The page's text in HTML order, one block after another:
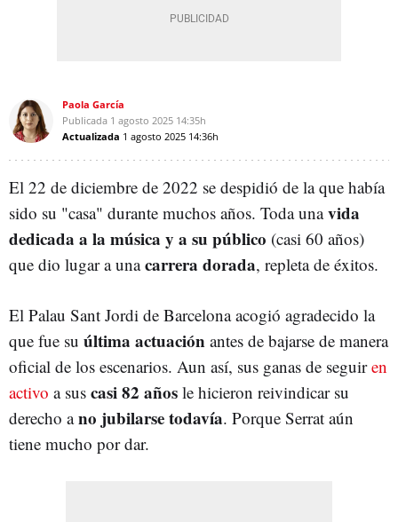
Paola García
Publicada 1 agosto 2025 14:35h
Actualizada 1 agosto 2025 14:36h
El 22 de diciembre de 2022 se despidió de la que había
sido su "casa" durante muchos años. Toda unavida
dedicada a la música y a su público (casi 60 años)
que dio lugar a unacarrera dorada, repleta de éxitos.
El Palau Sant Jordi de Barcelona acogió agradecido la
que fue su última actuación antes de bajarse de manera
oficial de los escenarios. Aun así, sus ganas de seguiren
activo a sus casi 82 años le hicieron reivindicar su
derecho ano jubilarse todavía. Porque Serrat aún
tiene mucho por dar.